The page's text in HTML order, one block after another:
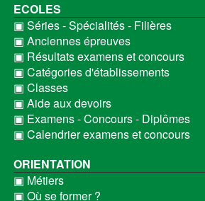
ECOLES
▣ Séries - Spécialités - Filières
▣ Anciennes épreuves
▣ Résultats examens et concours
▣ Catégories d'établissements
▣ Classes
▣ Aide aux devoirs
▣ Examens - Concours - Diplômes
▣ Calendrier examens et concours
ORIENTATION
▣ Métiers
▣ Où se former ?